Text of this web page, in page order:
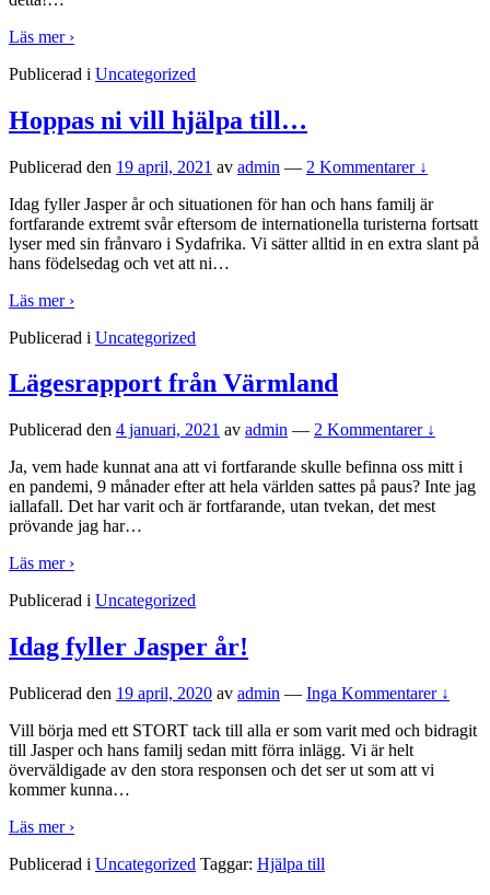
Läs mer ›
Publicerad i Uncategorized
Hoppas ni vill hjälpa till…
Publicerad den 19 april, 2021 av admin — 2 Kommentarer ↓
Idag fyller Jasper år och situationen för han och hans familj är
fortfarande extremt svår eftersom de internationella turisterna fortsatt
lyser med sin frånvaro i Sydafrika. Vi sätter alltid in en extra slant på
hans födelsedag och vet att ni…
Läs mer ›
Publicerad i Uncategorized
Lägesrapport från Värmland
Publicerad den 4 januari, 2021 av admin — 2 Kommentarer ↓
Ja, vem hade kunnat ana att vi fortfarande skulle befinna oss mitt i
en pandemi, 9 månader efter att hela världen sattes på paus? Inte jag
iallafall. Det har varit och är fortfarande, utan tvekan, det mest
prövande jag har…
Läs mer ›
Publicerad i Uncategorized
Idag fyller Jasper år!
Publicerad den 19 april, 2020 av admin — Inga Kommentarer ↓
Vill börja med ett STORT tack till alla er som varit med och bidragit
till Jasper och hans familj sedan mitt förra inlägg. Vi är helt
överväldigade av den stora responsen och det ser ut som att vi
kommer kunna…
Läs mer ›
Publicerad i Uncategorized Taggar: Hjälpa till